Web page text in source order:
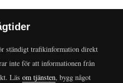
ständigt trafikinformation direkt
inte för att informationen från
Läs om tjänsten, bygg något